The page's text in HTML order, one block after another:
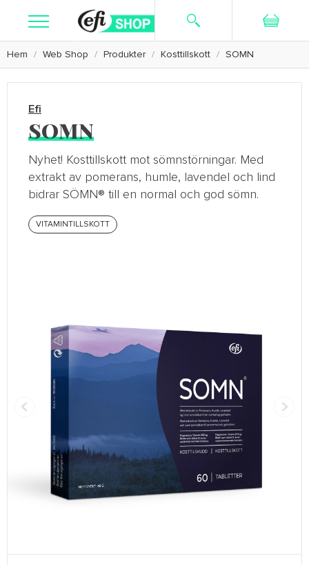
Registrera dig Logga in
Textilier
Kampanj
Hem Web Shop Produkter Kosttillskott SOMN
Efi
SOMN
Nyhet! Kosttillskott mot sömnstörningar. Med
extrakt av pomerans, humle, lavendel och lind
bidrar SÖMN® till en normal och god sömn.
VITAMINTILLSKOTT